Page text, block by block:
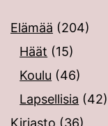
Elämää (204)
Häät (15)
Koulu (46)
Lapsellisia (42)